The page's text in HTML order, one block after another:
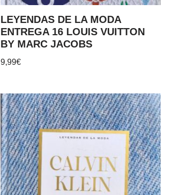
LEYENDAS DE LA MODA
ENTREGA 16 LOUIS VUITTON
BY MARC JACOBS
9,99€